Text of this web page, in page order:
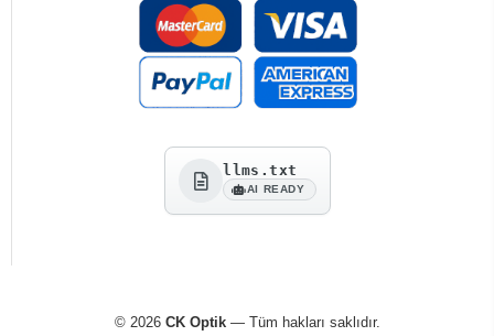
llms.txt
AI READY
© 2026 CK Optik— Tüm hakları saklıdır.